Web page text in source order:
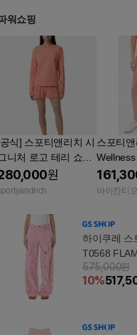
워쇼핑
식] 스포티앤리치 시
니처 로고 테리 쇼츠
플라밍고 R263AW70
원
스포티
Wellness
츠
바이칸티오
하이쿠레 스
T0568
575,000원
10%